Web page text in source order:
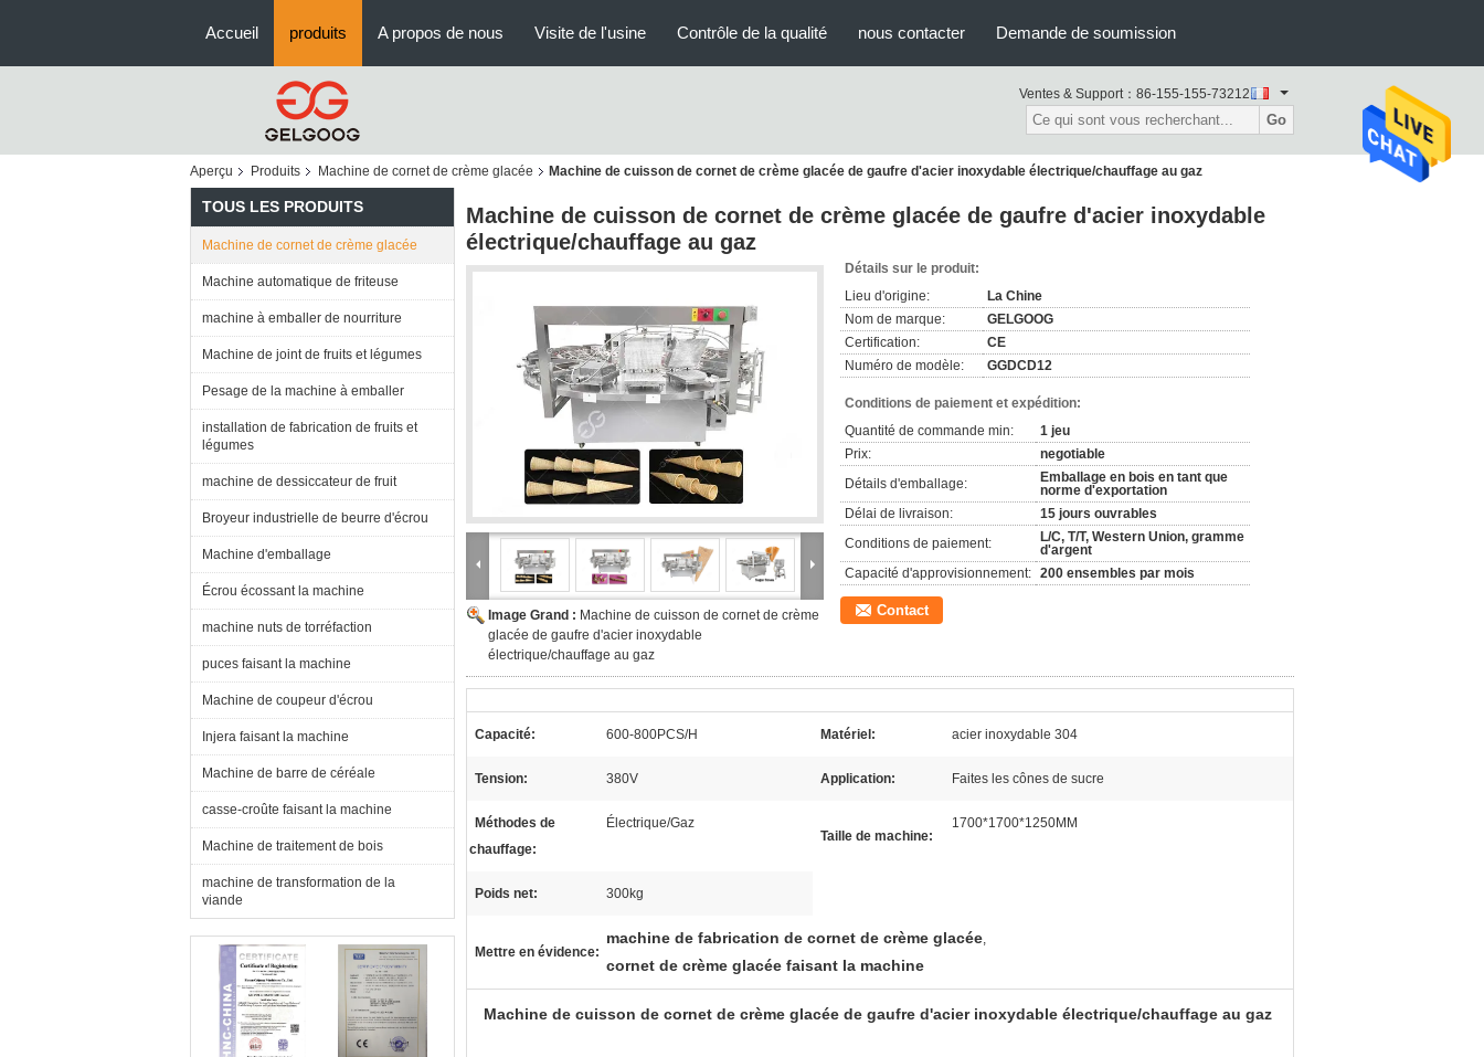
Accueil produits A propos de nous Visite de l'usine Contrôle de la qualité nous contacter Demande de soumission
Ventes & Support： 86-155-155-73212
Go
Aperçu Produits Machine de cornet de crème glacée Machine de cuisson de cornet de crème glacée de gaufre d'acier inoxydable électrique/chauffage au gaz
TOUS LES PRODUITS
Machine de cornet de crème glacée
Machine automatique de friteuse
machine à emballer de nourriture
Machine de joint de fruits et légumes
Pesage de la machine à emballer
installation de fabrication de fruits et
légumes
machine de dessiccateur de fruit
Broyeur industrielle de beurre d'écrou
Machine d'emballage
Écrou écossant la machine
machine nuts de torréfaction
puces faisant la machine
Machine de coupeur d'écrou
Injera faisant la machine
Machine de barre de céréale
casse-croûte faisant la machine
Machine de traitement de bois
machine de transformation de la
viande
Machine de cuisson de cornet de crème glacée de gaufre d'acier inoxydable
électrique/chauffage au gaz
Image Grand : Machine de cuisson de cornet de crème
glacée de gaufre d'acier inoxydable
électrique/chauffage au gaz
Détails sur le produit:
Lieu d'origine:
La Chine
Nom de marque:
GELGOOG
Certification:
CE
Numéro de modèle:
GGDCD12
Conditions de paiement et expédition:
Quantité de commande min:
1 jeu
Prix:
negotiable
Détails d'emballage:
Emballage en bois en tant que
norme d'exportation
Délai de livraison:
15 jours ouvrables
Conditions de paiement:
L/C, T/T, Western Union, gramme
d'argent
Capacité d'approvisionnement: 200 ensembles par mois
Contact
Capacité: 600-800PCS/H Matériel: acier inoxydable 304
Tension: 380V Application: Faites les cônes de sucre
Méthodes de
chauffage:
Électrique/Gaz
Taille de machine:
1700*1700*1250MM
Poids net: 300kg
Mettre en évidence:
machine de fabrication de cornet de crème glacée,
cornet de crème glacée faisant la machine
Machine de cuisson de cornet de crème glacée de gaufre d'acier inoxydable électrique/chauffage au gaz